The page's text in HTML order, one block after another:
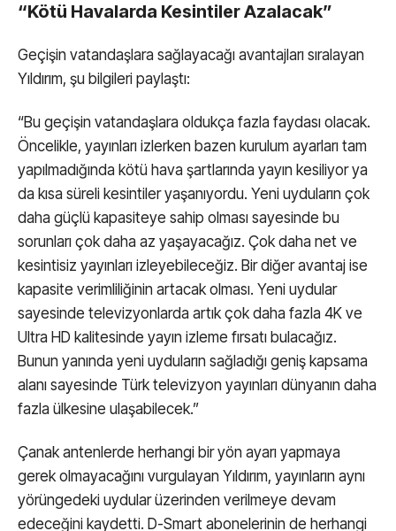
“Kötü Havalarda Kesintiler Azalacak”
Geçişin vatandaşlara sağlayacağı avantajları sıralayan
Yıldırım, şu bilgileri paylaştı:
“Bu geçişin vatandaşlara oldukça fazla faydası olacak.
Öncelikle, yayınları izlerken bazen kurulum ayarları tam
yapılmadığında kötü hava şartlarında yayın kesiliyor ya
da kısa süreli kesintiler yaşanıyordu. Yeni uyduların çok
daha güçlü kapasiteye sahip olması sayesinde bu
sorunları çok daha az yaşayacağız. Çok daha net ve
kesintisiz yayınları izleyebileceğiz. Bir diğer avantaj ise
kapasite verimliliğinin artacak olması. Yeni uydular
sayesinde televizyonlarda artık çok daha fazla 4K ve
Ultra HD kalitesinde yayın izleme fırsatı bulacağız.
Bunun yanında yeni uyduların sağladığı geniş kapsama
alanı sayesinde Türk televizyon yayınları dünyanın daha
fazla ülkesine ulaşabilecek.”
Çanak antenlerde herhangi bir yön ayarı yapmaya
gerek olmayacağını vurgulayan Yıldırım, yayınların aynı
yörüngedeki uydular üzerinden verilmeye devam
edeceğini kaydetti. D-Smart abonelerinin de herhangi